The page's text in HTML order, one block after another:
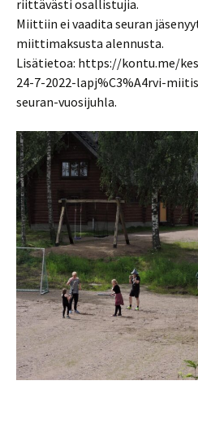
riittävästi osallistujia.
Miittiin ei vaadita seuran
miittimaksusta alennusta.
Lisätietoa: https://kontu.me/
24-7-2022-lapj%C3%A4rvi-
seuran-vuosijuhla.